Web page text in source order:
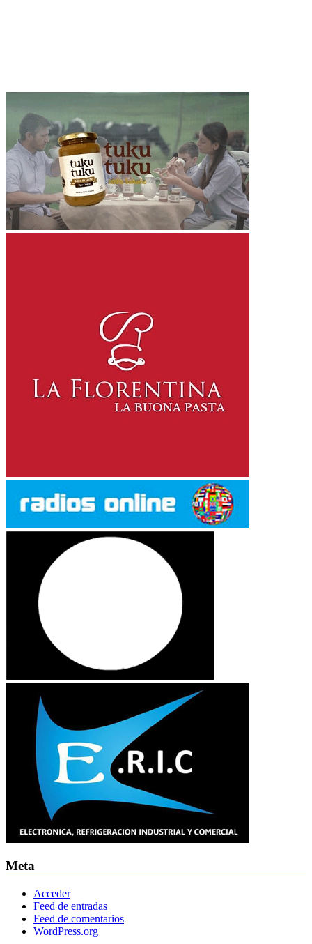
Meta
Acceder
Feed de entradas
Feed de comentarios
WordPress.org